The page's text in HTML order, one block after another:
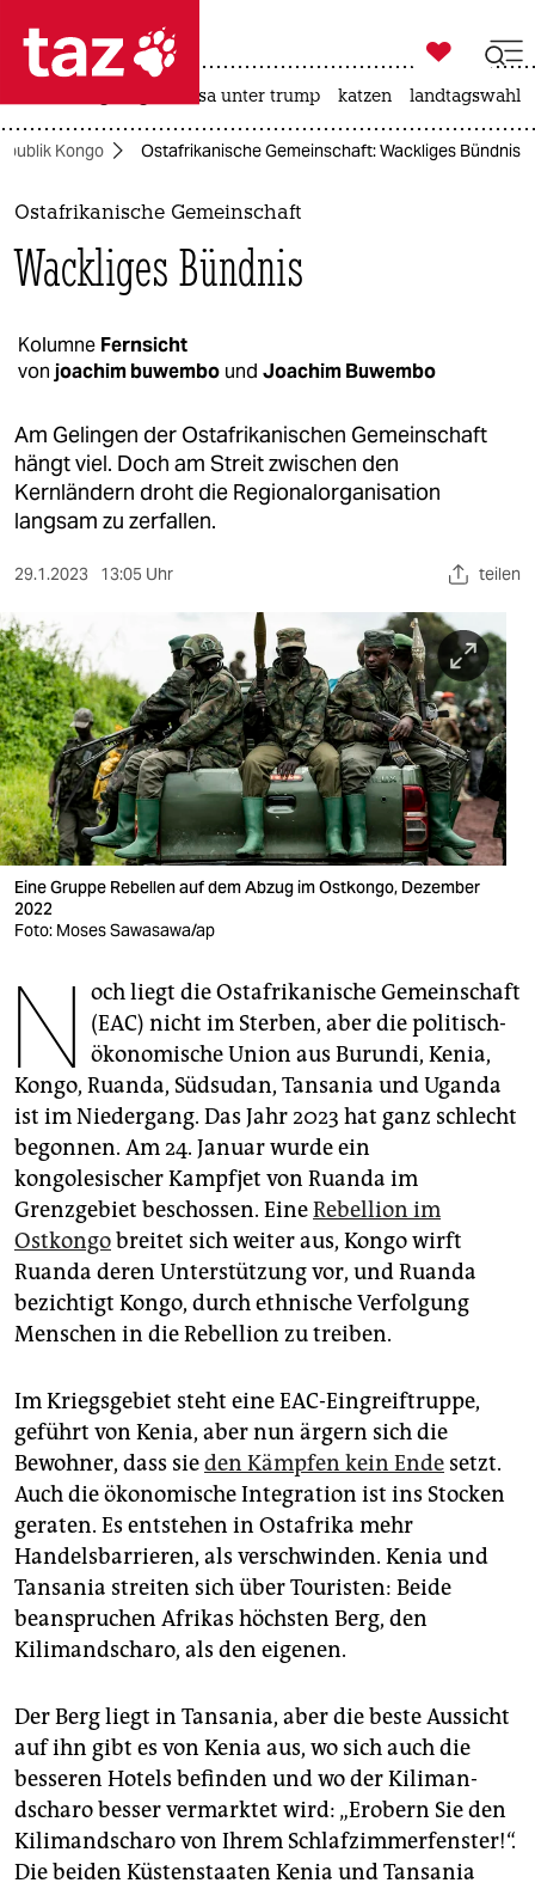
 taz zahl ich
taz zahl ich
themen
politik
gesellschaft
kultur
sport
berlin
nord
wahrheit
verlag
verlag
veranstaltungen
shop
fragen & hilfe
unterstützen
abo
genossenschaft
epaper login

taz zahl ich
usa unter trump katzen landtagswahl
Kongo Ostafrikanische Gemeinschaft: Wackliges Bündnis
Ostafrikanische Gemeinschaft
Wackliges Bündnis
Kolumne Fernsicht
von joachim buwembo und Joachim Buwembo
Am Gelingen der Ostafrikanischen Gemeinschaft
hängt viel. Doch am Streit zwischen den
Kernländern droht die Regionalorganisation
langsam zu zerfallen.
29.1.2023 13:05 Uhr teilen
Eine Gruppe Rebellen auf dem Abzug im Ostkongo, Dezember
2022
Foto: Moses Sawasawa/ap
N och liegt die Ostafrikanische Gemeinschaft
(EAC) nicht im Sterben, aber die politisch-
ökonomische Union aus Burundi, Kenia,
Kongo, Ruanda, Südsudan, Tansania und Uganda
ist im Niedergang. Das Jahr 2023 hat ganz schlecht
begonnen. Am 24. Januar wurde ein
kongolesischer Kampfjet von Ruanda im
Grenzgebiet beschossen. EineRebellion im
Ostkongobreitet sich weiter aus, Kongo wirft
Ruanda deren Unterstützung vor, und Ruanda
bezichtigt Kongo, durch ethnische Verfolgung
Menschen in die Rebellion zu treiben.
Im Kriegsgebiet steht eine EAC-Eingreiftruppe,
geführt von Kenia, aber nun ärgern sich die
Bewohner, dass sieden Kämpfen kein Ende setzt.
Auch die ökonomische Integration ist ins Stocken
geraten. Es entstehen in Ostafrika mehr
Handelsbarrieren, als verschwinden. Kenia und
Tansania streiten sich über Touristen: Beide
beanspruchen Afrikas höchsten Berg, den
Kilimandscharo, als den eigenen.
Der Berg liegt in Tansania, aber die beste Aussicht
auf ihn gibt es von Kenia aus, wo sich auch die
besseren Hotels befinden und wo der Kiliman­
dscharo besser vermarktet wird: „Erobern Sie den
Kilimandscharo von Ihrem Schlafzimmerfenster!“.
Die beiden Küstenstaaten Kenia und Tansania